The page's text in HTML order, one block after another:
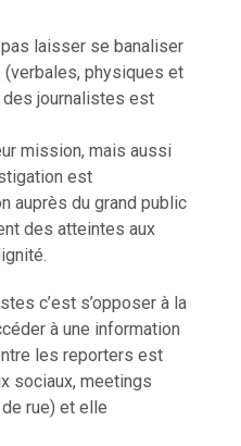
laisser se banaliser
physiques et
journalistes est
mission, mais aussi
est
auprès du grand public
des atteintes aux
c’est s’opposer à la
à une information
les reporters est
sociaux, meetings
rue) et elle